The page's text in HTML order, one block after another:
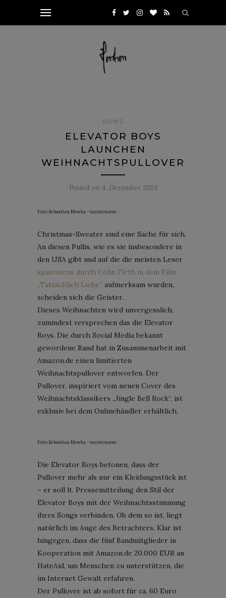
NEWS
ELEVATOR BOYS
LAUNCHEN
WEIHNACHTSPULLOVER
Posted on 4. Dezember 2024
Foto: Sebastian Mowka – saymyname
Christmas-Sweater sind eine Sache für sich.
An diesen Pullis, wie es sie insbesondere in
den USA gibt und auf die die meisten Leser
spätestens durch Colin Firth in dem Film
„Tatsächlich Liebe“ aufmerksam wurden,
scheiden sich die Geister.
Dieses Weihnachten wird unvergesslich,
zumindest versprechen das die Elevator
Boys. Die durch Social Media bekannt
gewordene Band hat in Zusammenarbeit mit
Amazon.de einen limitierten
Weihnachtspullover entworfen. Der
Pullover, inspiriert vom neuen Cover des
Weihnachtsklassikers „Jingle Bell Rock“, ist
exklusiv bei dem Onlinehändler erhältlich.
Foto: Sebastian Mowka – saymyname
Die Elevator Boys betonen, dass der
Pullover mehr als nur ein Kleidungsstück ist
– er soll lt. Pressemitteilung den Stil der
Elevator Boys mit der Weihnachtsstimmung
ihres Songs verbinden. Ob dem so ist, liegt
natürlich im Auge des Betrachters. Klar ist
hingegen, dass die fünf Bandmitglieder in
Kooperation mit Amazon.de 20.000 EUR an
HateAid, um Menschen zu unterstützen, die
im Internet Gewalt erfahren.
Der Pullover ist ab sofort für ca. 60 Euro